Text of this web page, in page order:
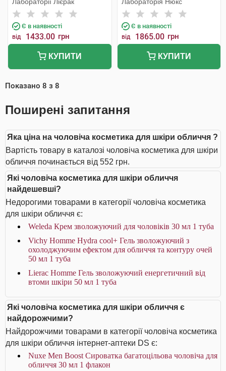
Є в наявності
від 1433.00 грн
КУПИТИ
Є в наявності
від 1865.00 грн
КУПИТИ
Показано 8 з 8
Поширені запитання
Яка ціна на чоловіча косметика для шкіри обличчя ?
Вартість товару в каталозі чоловіча косметика для шкіри
обличчя починається від 552 грн.
Які чоловіча косметика для шкіри обличчя
найдешевші?
Недорогими товарами в категорії чоловіча косметика
для шкіри обличчя є:
Weleda Крем зволожуючий для чоловіків 30 мл 1 туба
Vichy Homme Hydra cool+ Гель зволожуючий з
охолоджуючим ефектом для обличчя та контуру очей
50 мл 1 туба
Lierac Homme Гель зволожуючий енергетичний від
втоми шкіри 50 мл 1 туба
Які чоловіча косметика для шкіри обличчя є
найдорожчими?
Найдорожчими товарами в категорії чоловіча косметика
для шкіри обличчя інтернет-аптеки DS є:
Nuxe Men Boost Сироватка багатоцільова чоловіча для
обличчя 30 мл 1 флакон